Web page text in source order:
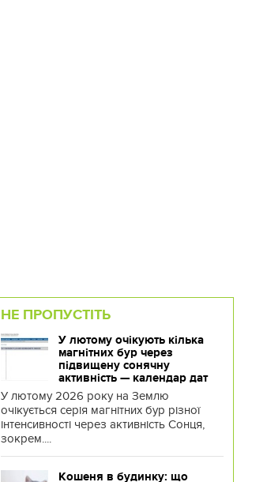
НЕ ПРОПУСТІТЬ
У лютому очікують кілька
магнітних бур через
підвищену сонячну
активність — календар дат
У лютому 2026 року на Землю
очікується серія магнітних бур різної
інтенсивності через активність Сонця,
зокрем....
Кошеня в будинку: що